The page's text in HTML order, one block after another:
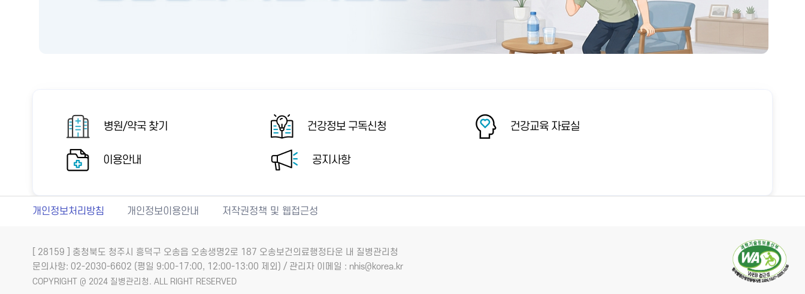
병원/약국 찾기 건강정보 구독신청 건강교육 자료실
이용안내 공지사항
개인정보처리방침 개인정보이용안내 저작권정책 및 웹접근성
[ 28159 ] 충청북도 청주시 흥덕구 오송읍 오송생명2로 187 오송보건의료행정타운 내 질병관리청
문의사항: 02-2030-6602 (평일 9:00-17:00, 12:00-13:00 제외) / 관리자 이메일 : nhis@korea.kr
COPYRIGHT @ 2024 질병관리청. ALL RIGHT RESERVED